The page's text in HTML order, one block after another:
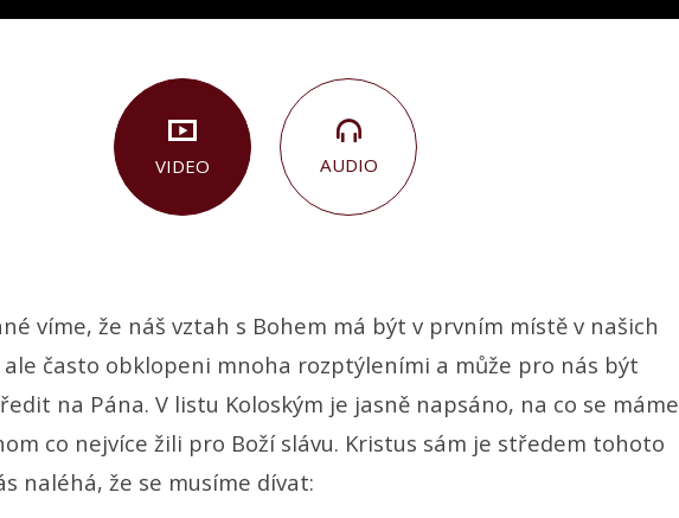
VIDEO AUDIO
víme, že náš vztah s Bohem má být v prvním místě v našich
ale často obklopeni mnoha rozptýleními a může pro nás být
na Pána. V listu Koloským je jasně napsáno, na co se máme
co nejvíce žili pro Boží slávu. Kristus sám je středem tohoto
naléhá, že se musíme dívat: